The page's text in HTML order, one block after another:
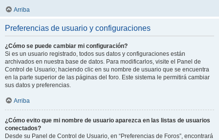
Arriba
Preferencias de usuario y configuraciones
¿Cómo se puede cambiar mi configuración?
Si es un usuario registrado, todos sus datos y configuraciones están
archivados en nuestra base de datos. Para modificarlos, visite el Panel de
Control de Usuario; haciendo clic en su nombre de usuario que se encuentra
en la parte superior de las páginas del foro. Este sistema le permitirá cambiar
sus datos y preferencias.
Arriba
¿Cómo evito que mi nombre de usuario aparezca en las listas de usuarios
conectados?
Desde su Panel de Control de Usuario, en “Preferencias de Foros”, encontrará